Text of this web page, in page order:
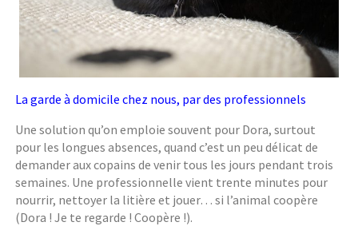
La garde à domicile chez nous, par des professionnels
Une solution qu’on emploie souvent pour Dora, surtout
pour les longues absences, quand c’est un peu délicat de
demander aux copains de venir tous les jours pendant trois
semaines. Une professionnelle vient trente minutes pour
nourrir, nettoyer la litière et jouer… si l’animal coopère
(Dora ! Je te regarde ! Coopère !).